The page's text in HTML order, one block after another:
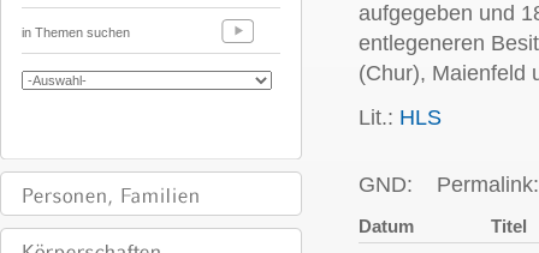
in Themen suchen
aufgegeben und
entlegeneren
(Chur), Maienfeld
Lit.: HLS
GND:
Datum Titel